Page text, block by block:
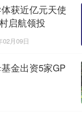
获近亿元天使
启航领投
02月09日
金出资5家GP